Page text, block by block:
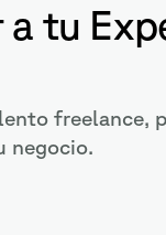
tu
freelance,
negocio.